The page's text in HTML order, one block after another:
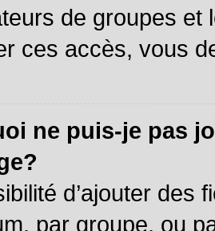
de groupes et
ces accès, vous
ne puis-je pas
d’ajouter des
par groupe, ou